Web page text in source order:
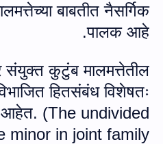
बाबतीत नैसर्गिक
पालक आहे.
संयुक्त कुटुंब मालमत्तेतील
हितसंबंध विशेषतः
आहेत. (The undivided
minor in joint family